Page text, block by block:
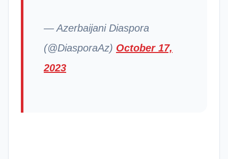
— Azerbaijani Diaspora
(@DiasporaAz) October 17,
2023